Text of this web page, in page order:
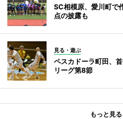
SC相模原、愛川町
点の披露も
見る・遊ぶ
ペスカドーラ町田、
リーグ第8節
もっと見る